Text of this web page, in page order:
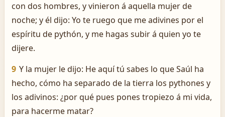
con dos hombres, y vinieron á aquella mujer de
noche; y él dijo: Yo te ruego que me adivines por el
espíritu de pythón, y me hagas subir á quien yo te
dijere.
9 Y la mujer le dijo: He aquí tú sabes lo que Saúl ha
hecho, cómo ha separado de la tierra los pythones y
los adivinos: ¿por qué pues pones tropiezo á mi vida,
para hacerme matar?